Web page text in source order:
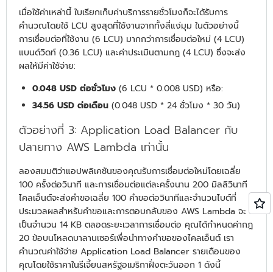
เมื่อใช้ค่าเหล่านี้ ใบเรียกเก็บค่าบริการรายชั่วโมงก็จะได้รับการ
คำนวณโดยใช้ LCU สูงสุดที่ใช้งานจากทั้งสี่แง่มุม ในตัวอย่างนี้
การเชื่อมต่อที่ใช้งาน (6 LCU) มากกว่าการเชื่อมต่อใหม่ (4 LCU)
แบนด์วิดท์ (0.36 LCU) และค่าประเมินตามกฎ (4 LCU) ซึ่งจะส่ง
ผลให้มีค่าใช้จ่าย:
0.048 USD ต่อชั่วโมง (6 LCU * 0.008 USD) หรือ:
34.56 USD ต่อเดือน (0.048 USD * 24 ชั่วโมง * 30 วัน)
ตัวอย่างที่ 3: Application Load Balancer กับ
ปลายทาง AWS Lambda เท่านั้น
ลองสมมติว่าแอปพลิเคชันของคุณรับการเชื่อมต่อใหม่โดยเฉลี่ย
100 ครั้งต่อวินาที และการเชื่อมต่อแต่ละครั้งนาน 200 มิลลิวินาที
ไคลเอ็นต์จะส่งคำขอเฉลี่ย 100 คำขอต่อวินาทีและจำนวนไบต์ที่
ประมวลผลสำหรับคำขอและการตอบกลับของ AWS Lambda จะ
เป็นจำนวน 14 KB ตลอดระยะเวลาการเชื่อมต่อ คุณได้กำหนดค่ากฎ
20 ข้อบนโหลดบาลานเซอร์เพื่อนำทางคำขอของไคลเอ็นต์ เรา
คำนวณค่าใช้จ่าย Application Load Balancer รายเดือนของ
คุณโดยใช้ราคาในรีเจี้ยนสหรัฐอเมริกาฝั่งตะวันออก 1 ดังนี้